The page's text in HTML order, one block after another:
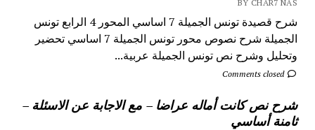
BY CHAR7 NAS
شرح قصيدة تونس الجميلة 7 اساسي المحور 4 الرابع تونس
الجميلة شرح نصوص محور تونس الجميلة 7 اساسي تحضير
وتحليل وشرح نص تونس الجميلة عربية...
Comments closed
شرح نص كانت أماله عراضا – مع الاجابة عن الاسئلة –
ثامنة أساسي